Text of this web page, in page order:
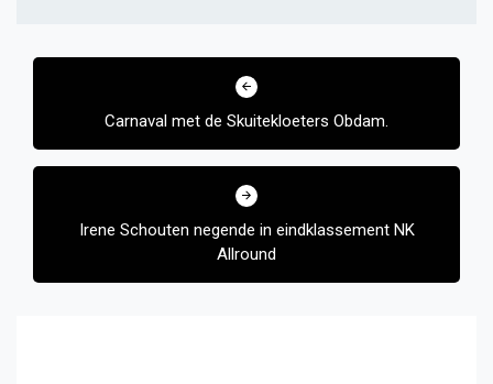
Bericht
Carnaval met de Skuitekloeters Obdam.
Irene Schouten negende in eindklassement NK
Allround